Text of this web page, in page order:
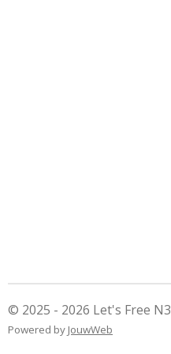
© 2025 - 2026 Let's Free N3
Powered by JouwWeb